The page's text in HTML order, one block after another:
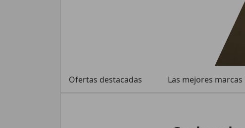
Ofertas destacadas Las mejores marcas